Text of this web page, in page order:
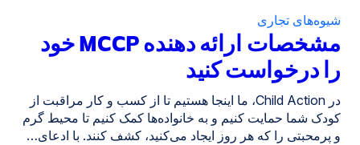
مشخصات ارائه دهنده MCCP خود
را درخواست کنید
شیوه‌های تجاری
در Child Action، ما اینجا هستیم تا از کسب و کار مراقبت از
کودک شما حمایت کنیم و به خانواده‌ها کمک کنیم تا محیط گرم
و پرمحبتی را که هر روز ایجاد می‌کنید، کشف کنند. با ادعای…